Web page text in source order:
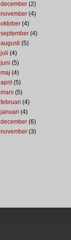
december (2)
november (4)
oktober (4)
september (4)
augusti (5)
juli (4)
juni (5)
maj (4)
april (5)
mars (5)
februari (4)
januari (4)
december (6)
november (3)